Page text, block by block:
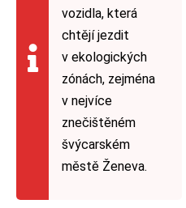
vozidla, která
chtějí jezdit
v ekologických
zónách, zejména
v nejvíce
znečištěném
švýcarském
městě Ženeva.